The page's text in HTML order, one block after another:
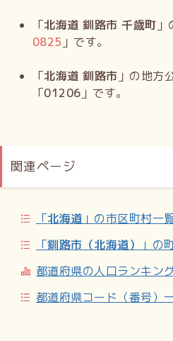
「北海道 釧路市 千歳町
0825 」です。
「北海道 釧路市 」の地方
「01206 」です。
関連ページ
「北海道 」の市区町村一
「釧路市（北海道）
」の
都道府県の人口ランキン
都道府県コード（番号）